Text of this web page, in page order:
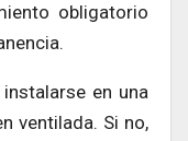
obligatorio
en una
ventilada. Si no,